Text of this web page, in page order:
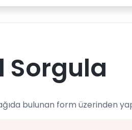
Sorgula
bulunan form üzerinden